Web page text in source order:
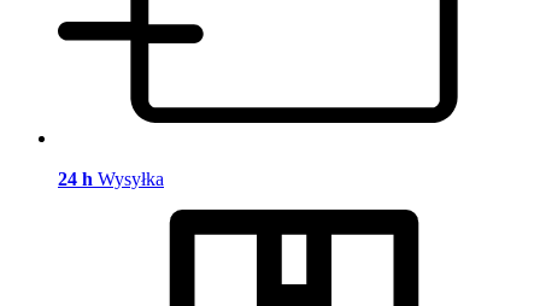
24 h Wysyłka